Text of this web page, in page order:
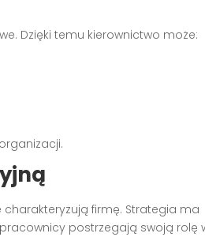
Dzięki temu kierownictwo może:
firmę. Strategia ma
pracownicy postrzegają swoją rolę